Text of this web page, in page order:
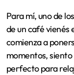
Para mí, uno de
de un café vienés
comienza a
momentos,
perfecto para